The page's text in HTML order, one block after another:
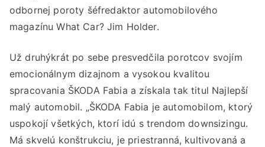
odbornej poroty šéfredaktor automobilového
magazínu What Car? Jim Holder.
Už druhýkrát po sebe presvedčila porotcov svojím
emocionálnym dizajnom a vysokou kvalitou
spracovania ŠKODA Fabia a získala tak titul Najlepší
malý automobil. „ŠKODA Fabia je automobilom, ktorý
uspokojí všetkých, ktorí idú s trendom downsizingu.
Má skvelú konštrukciu, je priestranná, kultivovaná a